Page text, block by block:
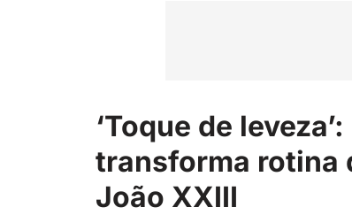
‘Toque de
transforma rotina
João XXIII